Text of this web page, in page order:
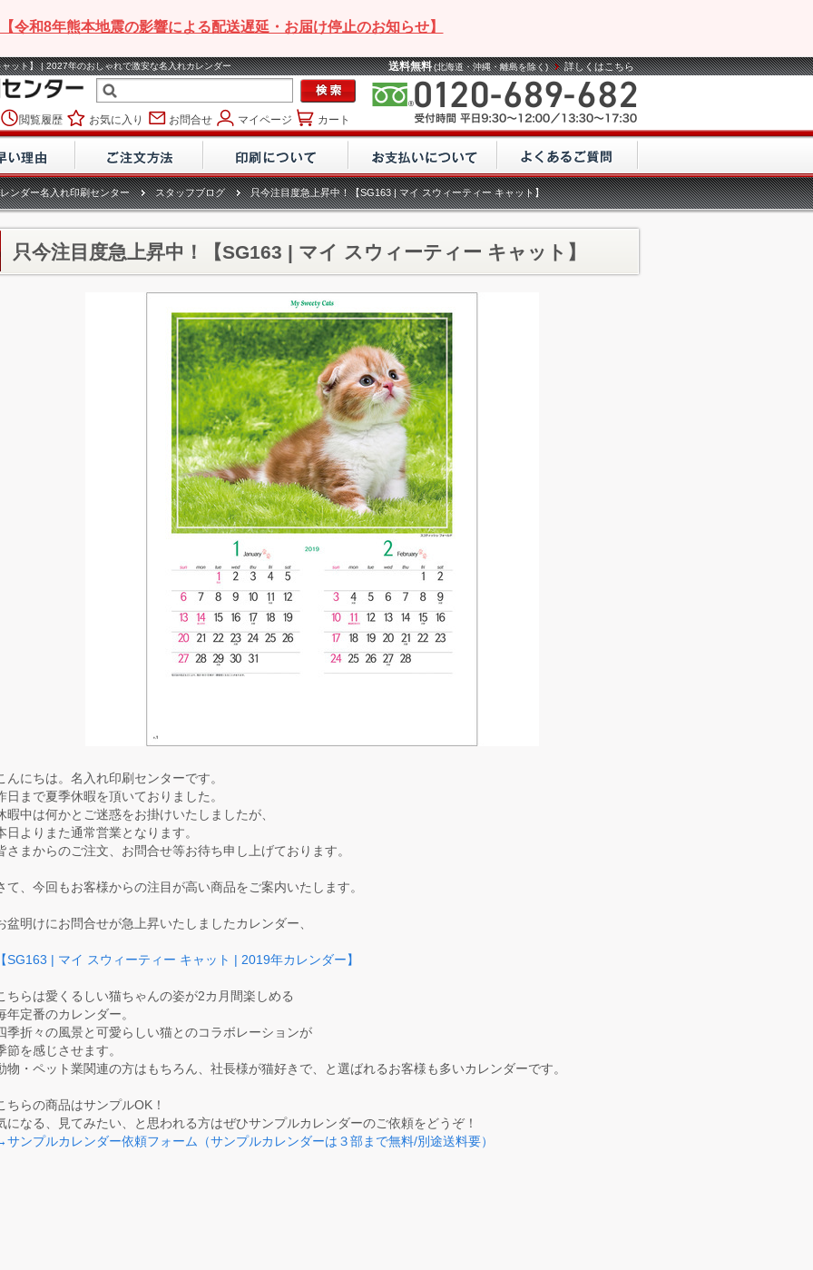
【令和8年熊本地震の影響による配送遅延・お届け停止のお知らせ】
ット】 | 2027年のおしゃれで激安な名入れカレンダー 送料無料 (北海道・沖縄・離島を除く) 詳しくはこちら
閲覧履歴 お気に入り お問合せ マイページ カート
ンダー名入れ印刷センター スタッフブログ 只今注目度急上昇中！【SG163 | マイ スウィーティー キャット】
只今注目度急上昇中！【SG163 | マイ スウィーティー キャット】
んにちは。名入れ印刷センターです。
日まで夏季休暇を頂いておりました。
暇中は何かとご迷惑をお掛けいたしましたが、
日よりまた通常営業となります。
さまからのご注文、お問合せ等お待ち申し上げております。
て、今回もお客様からの注目が高い商品をご案内いたします。
盆明けにお問合せが急上昇いたしましたカレンダー、
SG163 | マイ スウィーティー キャット | 2019年カレンダー】
ちらは愛くるしい猫ちゃんの姿が2カ月間楽しめる
年定番のカレンダー。
季折々の風景と可愛らしい猫とのコラボレーションが
節を感じさせます。
物・ペット業関連の方はもちろん、社長様が猫好きで、と選ばれるお客様も多いカレンダーです。
ちらの商品はサンプルOK！
になる、見てみたい、と思われる方はぜひサンプルカレンダーのご依頼をどうぞ！
ンプルカレンダー依頼フォーム（サンプルカレンダーは３部まで無料/別途送料要）